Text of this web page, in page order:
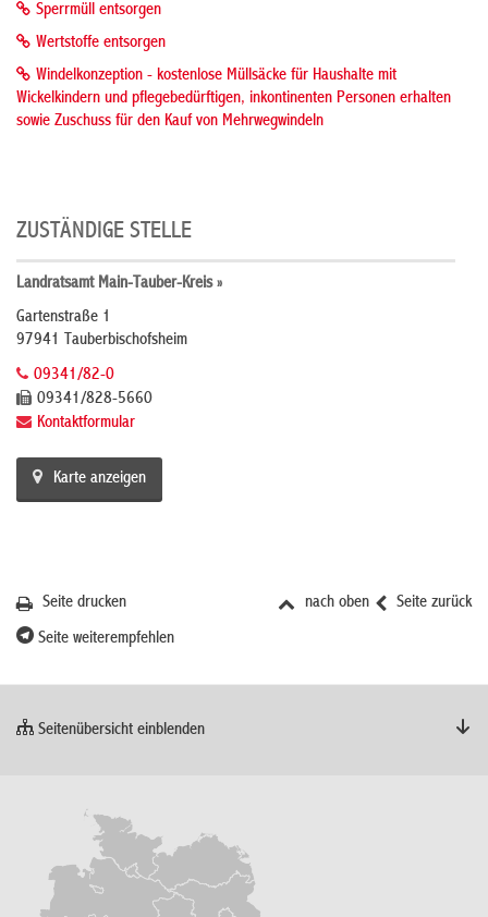
Sperrmüll entsorgen
Wertstoffe entsorgen
Windelkonzeption - kostenlose Müllsäcke für Haushalte mit
Wickelkindern und pflegebedürftigen, inkontinenten Personen erhalten
sowie Zuschuss für den Kauf von Mehrwegwindeln
ZUSTÄNDIGE STELLE
Landratsamt Main-Tauber-Kreis »
Gartenstraße 1
97941 Tauberbischofsheim
09341/82-0
09341/828-5660
Kontaktformular
Karte anzeigen
Seite zurück
nach oben
Seite drucken
Seite weiterempfehlen
Seitenübersicht einblenden